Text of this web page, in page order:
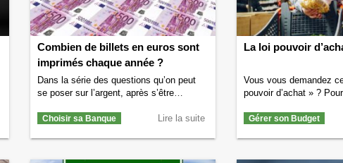
Combien de billets en euros sont
imprimés chaque année ?
Dans la série des questions qu’on peut
se poser sur l’argent, après s’être
euros en circulation dans le monde, on
Lire la suite
Choisir sa Banque
La loi pouvoir
Vous vous demandez
pouvoir d’achat » ?
cette loi pouvoir
Gérer son Budget